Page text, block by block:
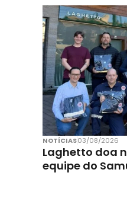
NOTÍCIAS03/08/2026
Laghetto doa
equipe do